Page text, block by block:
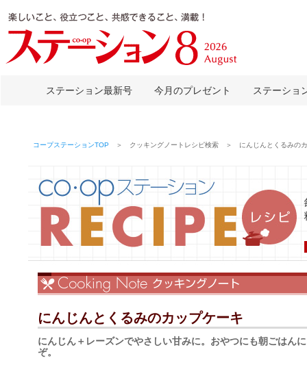
ステーション最新号 今月のプレゼント ステーショ
コープステーションTOP ＞ クッキングノートレシピ検索 ＞ にんじんとくるみのカ
にんじんとくるみのカップケーキ
にんじん＋レーズンでやさしい甘みに。おやつにも朝ごはん
ぞ。